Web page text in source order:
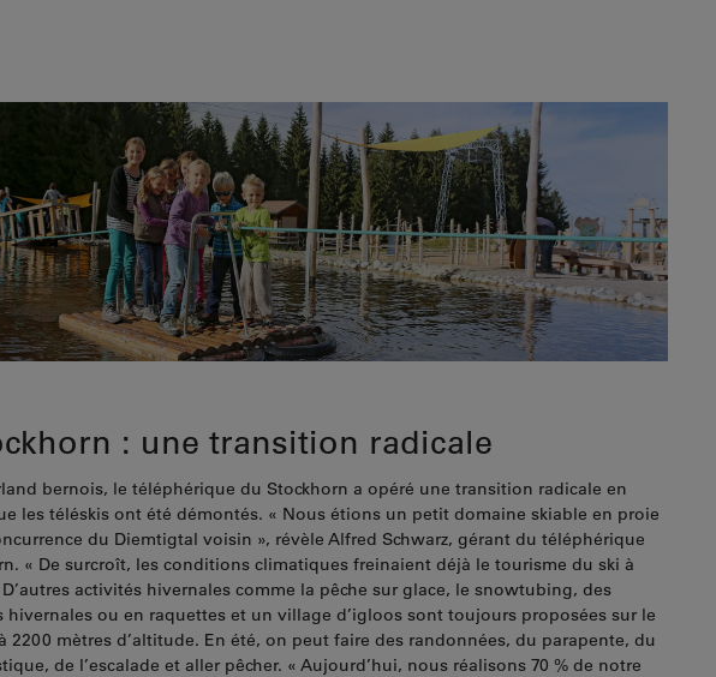
: une transition radicale
bernois, le téléphérique du Stockhorn a opéré une transition radicale en
les téléskis ont été démontés. « Nous étions un petit domaine skiable en proie
du Diemtigtal voisin », révèle Alfred Schwarz, gérant du téléphérique
« De surcroît, les conditions climatiques freinaient déjà le tourisme du ski à
D’autres activités hivernales comme la pêche sur glace, le snowtubing, des
hivernales ou en raquettes et un village d’igloos sont toujours proposées sur le
2200 mètres d’altitude. En été, on peut faire des randonnées, du parapente, du
de l’escalade et aller pêcher. « Aujourd’hui, nous réalisons 70 % de notre